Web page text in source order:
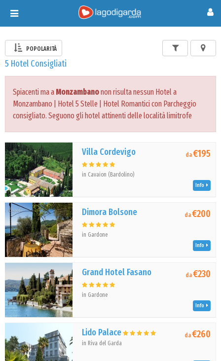
Toggle
navigation
POPOLARITÀ
5 Hotel Consigliati
Spiacenti ma a Monzambanonon risulta nessun Hotel a
Monzambano | Hotel 5 Stelle | Hotel Romantici con Parcheggio
consigliato. Seguono gli hotel attinenti delle località limitrofe
Villa Cordevigo
in Cavaion (Bardolino)
da€195
Info
Dimora Bolsone
in Gardone
da€200
Info
Grand Hotel Fasano
in Gardone
da€230
Info
Lido Palace
in Riva del Garda
da€260